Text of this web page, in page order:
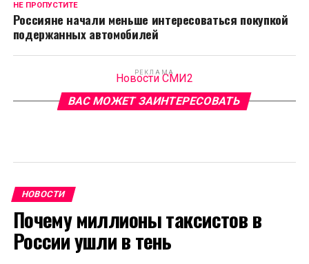
НЕ ПРОПУСТИТЕ
Россияне начали меньше интересоваться покупкой
подержанных автомобилей
РЕКЛАМА
Новости СМИ2
ВАС МОЖЕТ ЗАИНТЕРЕСОВАТЬ
НОВОСТИ
Почему миллионы таксистов в
России ушли в тень